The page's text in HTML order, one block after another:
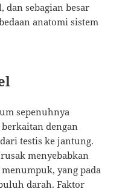
dan sebagian besar
anatomi sistem
sepenuhnya
dengan
testis ke jantung.
menyebabkan
yang pada
darah. Faktor